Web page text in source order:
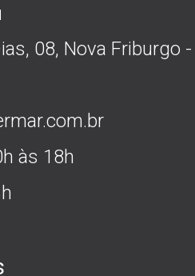
08, Nova Friburgo
às 18h